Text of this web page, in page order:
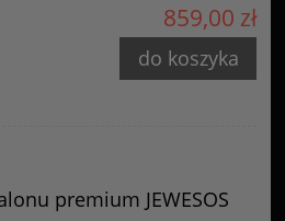
859,00 zł
do koszyka
premium JEWESOS